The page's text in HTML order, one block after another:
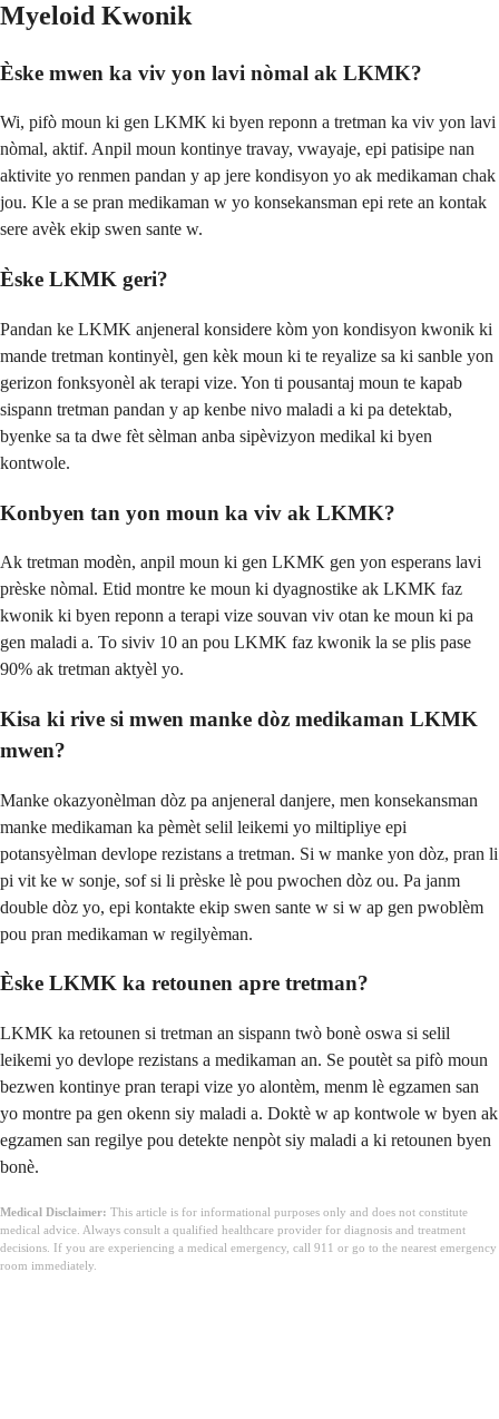
Myeloid Kwonik
Èske mwen ka viv yon lavi nòmal ak LKMK?
Wi, pifò moun ki gen LKMK ki byen reponn a tretman ka viv yon lavi
nòmal, aktif. Anpil moun kontinye travay, vwayaje, epi patisipe nan
aktivite yo renmen pandan y ap jere kondisyon yo ak medikaman chak
jou. Kle a se pran medikaman w yo konsekansman epi rete an kontak
sere avèk ekip swen sante w.
Èske LKMK geri?
Pandan ke LKMK anjeneral konsidere kòm yon kondisyon kwonik ki
mande tretman kontinyèl, gen kèk moun ki te reyalize sa ki sanble yon
gerizon fonksyonèl ak terapi vize. Yon ti pousantaj moun te kapab
sispann tretman pandan y ap kenbe nivo maladi a ki pa detektab,
byenke sa ta dwe fèt sèlman anba sipèvizyon medikal ki byen
kontwole.
Konbyen tan yon moun ka viv ak LKMK?
Ak tretman modèn, anpil moun ki gen LKMK gen yon esperans lavi
prèske nòmal. Etid montre ke moun ki dyagnostike ak LKMK faz
kwonik ki byen reponn a terapi vize souvan viv otan ke moun ki pa
gen maladi a. To siviv 10 an pou LKMK faz kwonik la se plis pase
90% ak tretman aktyèl yo.
Kisa ki rive si mwen manke dòz medikaman LKMK
mwen?
Manke okazyonèlman dòz pa anjeneral danjere, men konsekansman
manke medikaman ka pèmèt selil leikemi yo miltipliye epi
potansyèlman devlope rezistans a tretman. Si w manke yon dòz, pran li
pi vit ke w sonje, sof si li prèske lè pou pwochen dòz ou. Pa janm
double dòz yo, epi kontakte ekip swen sante w si w ap gen pwoblèm
pou pran medikaman w regilyèman.
Èske LKMK ka retounen apre tretman?
LKMK ka retounen si tretman an sispann twò bonè oswa si selil
leikemi yo devlope rezistans a medikaman an. Se poutèt sa pifò moun
bezwen kontinye pran terapi vize yo alontèm, menm lè egzamen san
yo montre pa gen okenn siy maladi a. Doktè w ap kontwole w byen ak
egzamen san regilye pou detekte nenpòt siy maladi a ki retounen byen
bonè.
Medical Disclaimer: This article is for informational purposes only and does not constitute
medical advice. Always consult a qualified healthcare provider for diagnosis and treatment
decisions. If you are experiencing a medical emergency, call 911 or go to the nearest emergency
room immediately.